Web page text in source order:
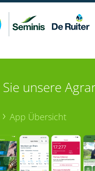
unsere
App Übersicht